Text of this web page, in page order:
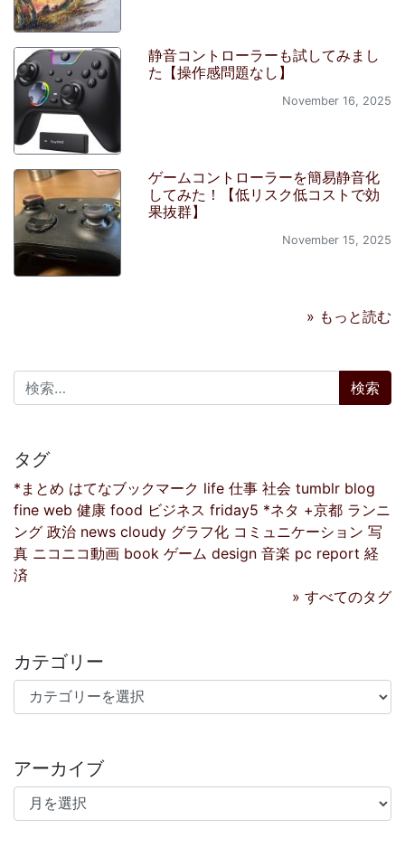
静音コントローラーも試してみまし
た【操作感問題なし】
November 16, 2025
ゲームコントローラーを簡易静音化
してみた！【低リスク低コストで効
果抜群】
November 15, 2025
» もっと読む
検索:
タグ
*まとめ はてなブックマーク life 仕事 社会 tumblr blog
fine web 健康 food ビジネス friday5 *ネタ +京都 ランニ
ング 政治 news cloudy グラフ化 コミュニケーション 写
真 ニコニコ動画 book ゲーム design 音楽 pc report 経
済
» すべてのタグ
カテゴリー
カテゴリー
アーカイブ
アーカイブ